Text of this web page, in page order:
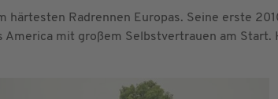
härtesten Radrennen Europas. Seine erste
mit großem Selbstvertrauen am Start.